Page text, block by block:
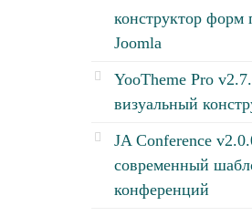
конструктор форм
Joomla
YooTheme Pro
визуальный
JA Conference
современный
конференций